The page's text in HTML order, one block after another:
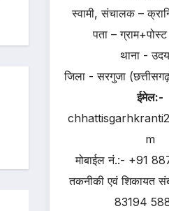
स्वामी, संचालक –
पता –
थाना -
जिला - सरगुजा
ईमेल:-
m
मोबाईल नं.:- +91
तकनीकी एवं शिकायत
83194